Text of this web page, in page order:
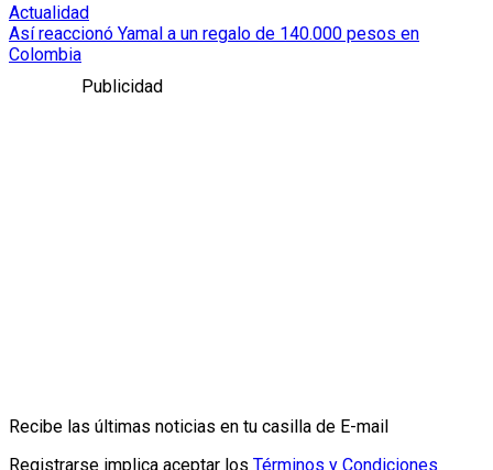
Actualidad
Así reaccionó Yamal a un regalo de 140.000 pesos en
Colombia
Publicidad
Recibe las últimas noticias en tu casilla de E-mail
Registrarse implica aceptar los Términos y Condiciones